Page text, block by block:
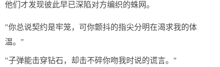
他们才发现彼此早已深陷对方编织的蛛网。
"你总说契约是牢笼，可你颤抖的指尖分明在渴求我的体
温。"
"子弹能击穿钻石，却击不碎你吻我时说的谎言。"